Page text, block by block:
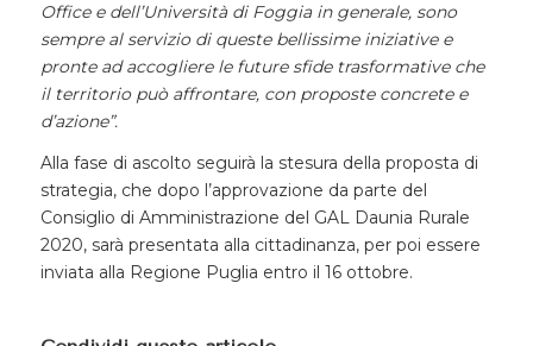
Office e dell’Università di Foggia in generale, sono
sempre al servizio di queste bellissime iniziative e
pronte ad accogliere le future sfide trasformative che
il territorio può affrontare, con proposte concrete e
d’azione”.
Alla fase di ascolto seguirà la stesura della proposta di
strategia, che dopo l’approvazione da parte del
Consiglio di Amministrazione del GAL Daunia Rurale
2020, sarà presentata alla cittadinanza, per poi essere
inviata alla Regione Puglia entro il 16 ottobre.